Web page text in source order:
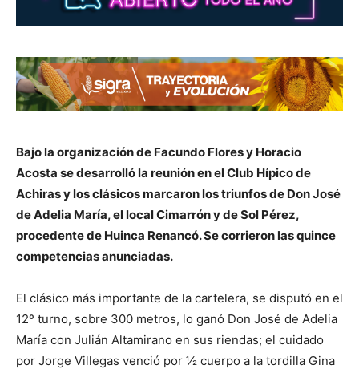
Bajo la organización de Facundo Flores y Horacio
Acosta se desarrolló la reunión en el Club Hípico de
Achiras y los clásicos marcaron los triunfos de Don José
de Adelia María, el local Cimarrón y de Sol Pérez,
procedente de Huinca Renancó. Se corrieron las quince
competencias anunciadas.
El clásico más importante de la cartelera, se disputó en el
12º turno, sobre 300 metros, lo ganó Don José de Adelia
María con Julián Altamirano en sus riendas; el cuidado
por Jorge Villegas venció por ½ cuerpo a la tordilla Gina